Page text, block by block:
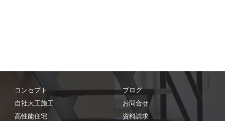
コンセプト
自社大工施工
高性能住宅
ブログ
お問合せ
資料請求